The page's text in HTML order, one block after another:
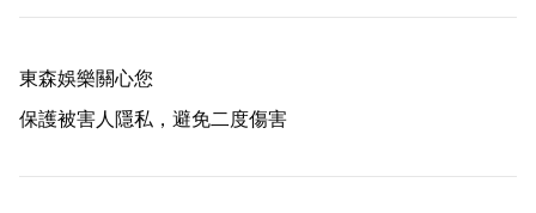
東森娛樂關心您
保護被害人隱私，避免二度傷害